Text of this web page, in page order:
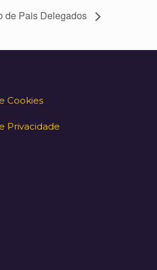
de Pais Delegados
Cookies
Privacidade